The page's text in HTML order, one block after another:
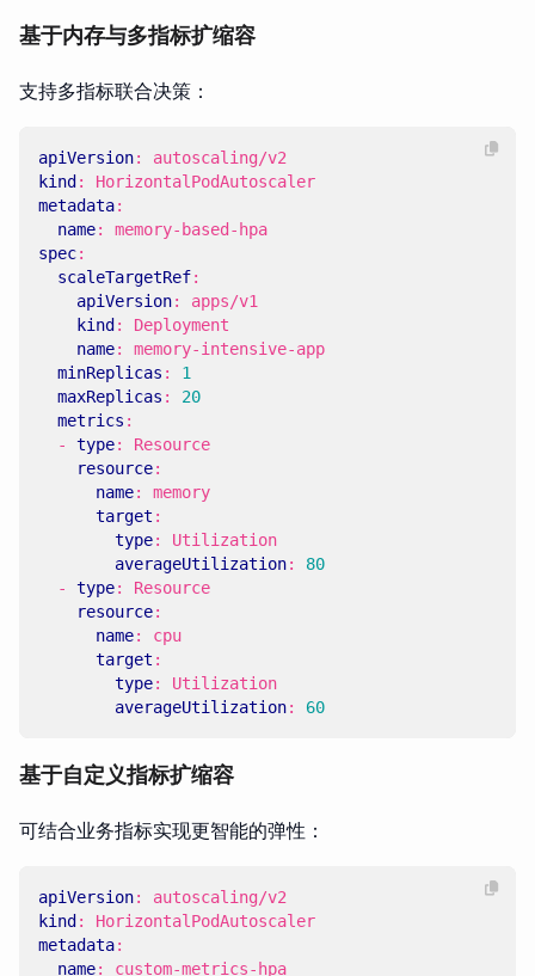
基于内存与多指标扩缩容
支持多指标联合决策：
apiVersion:
autoscaling/v2
kind :
HorizontalPodAutoscaler
metadata:
name:
memory-based-hpa
spec:
scaleTargetRef:
apiVersion:
apps/v1
kind :
Deployment
name:
memory-intensive-app
minReplicas :
1
maxReplicas :
20
metrics :
- type:
Resource
resource:
name:
memory
target :
type:
Utilization
averageUtilization:
80
- type:
Resource
resource:
name:
cpu
target :
type:
Utilization
averageUtilization: 60
基于自定义指标扩缩容
可结合业务指标实现更智能的弹性：
apiVersion:
autoscaling/v2
kind :
HorizontalPodAutoscaler
metadata:
name: custom-metrics-hpa